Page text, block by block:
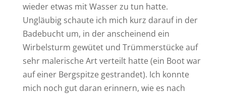
wieder etwas mit Wasser zu tun hatte.
Ungläubig schaute ich mich kurz darauf in der
Badebucht um, in der anscheinend ein
Wirbelsturm gewütet und Trümmerstücke auf
sehr malerische Art verteilt hatte (ein Boot war
auf einer Bergspitze gestrandet). Ich konnte
mich noch gut daran erinnern, wie es nach